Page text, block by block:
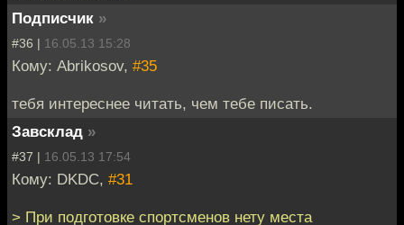
Подписчик »
#36 | 16.05.13 15:28
Кому: Abrikosov, #35
тебя интереснее читать, чем тебе писать.
Завсклад »
#37 | 16.05.13 17:54
Кому: DKDC, #31
> При подготовке спортсменов нету места